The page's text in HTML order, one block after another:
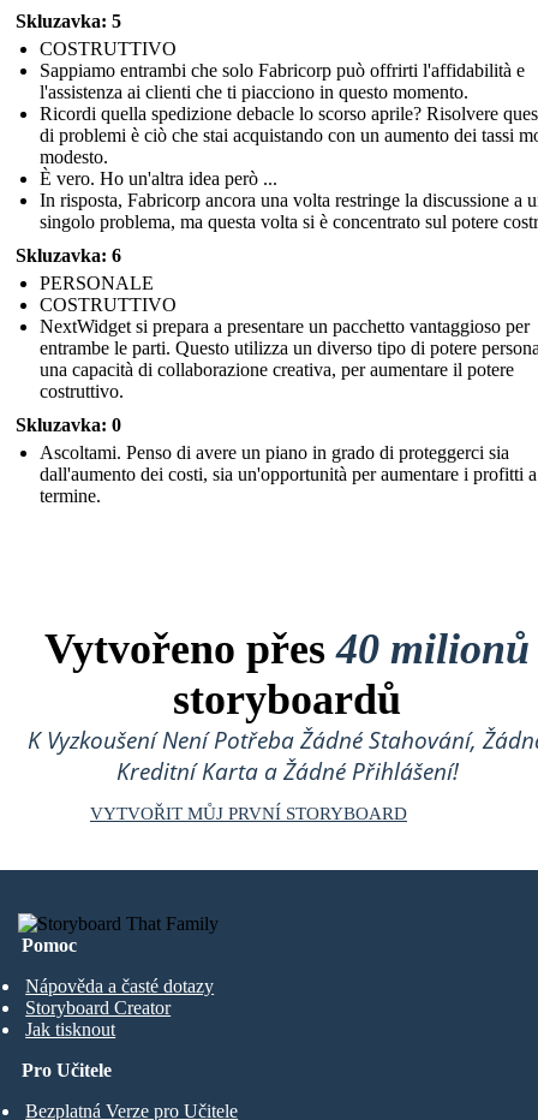
Skluzavka: 5
COSTRUTTIVO
Sappiamo entrambi che solo Fabricorp può offrirti l'affidabilità e
l'assistenza ai clienti che ti piacciono in questo momento.
Ricordi quella spedizione debacle lo scorso aprile? Risolvere
di problemi è ciò che stai acquistando con un aumento dei tassi
modesto.
È vero. Ho un'altra idea però ...
In risposta, Fabricorp ancora una volta restringe la discussione a
singolo problema, ma questa volta si è concentrato sul potere
Skluzavka: 6
PERSONALE
COSTRUTTIVO
NextWidget si prepara a presentare un pacchetto vantaggioso per
entrambe le parti. Questo utilizza un diverso tipo di potere
una capacità di collaborazione creativa, per aumentare il potere
costruttivo.
Skluzavka: 0
Ascoltami. Penso di avere un piano in grado di proteggerci sia
dall'aumento dei costi, sia un'opportunità per aumentare i profitti
termine.
Vytvořeno přes40 milionů
storyboardů
K Vyzkoušení Není Potřeba Žádné Stahování,
Kreditní Karta a Žádné Přihlášení!
VYTVOŘIT MŮJ PRVNÍ STORYBOARD
Pomoc
Nápověda a časté dotazy
Storyboard Creator
Jak tisknout
Pro Učitele
Bezplatná Verze pro Učitele